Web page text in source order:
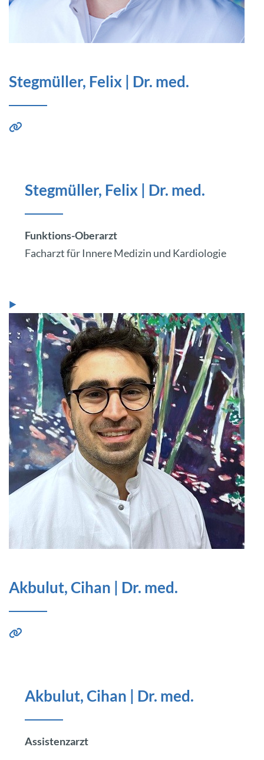
Stegmüller, Felix | Dr. med.
Stegmüller, Felix | Dr. med.
Funktions-Oberarzt
Facharzt für Innere Medizin und Kardiologie
Akbulut, Cihan | Dr. med.
Akbulut, Cihan | Dr. med.
Assistenzarzt